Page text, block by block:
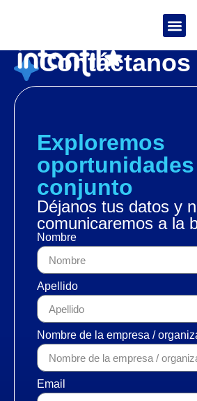
Navegando en
Contáctanos
Exploremos
oportunidades
conjunto
Déjanos tus datos y
comunicaremos a la
Nombre
Apellido
Nombre de la empresa /
Email